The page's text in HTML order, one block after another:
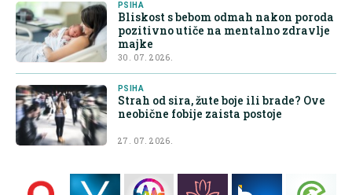
PSIHA
Bliskost s bebom odmah nakon poroda
pozitivno utiče na mentalno zdravlje
majke
30. 07. 2026.
PSIHA
Strah od sira, žute boje ili brade? Ove
neobične fobije zaista postoje
27. 07. 2026.